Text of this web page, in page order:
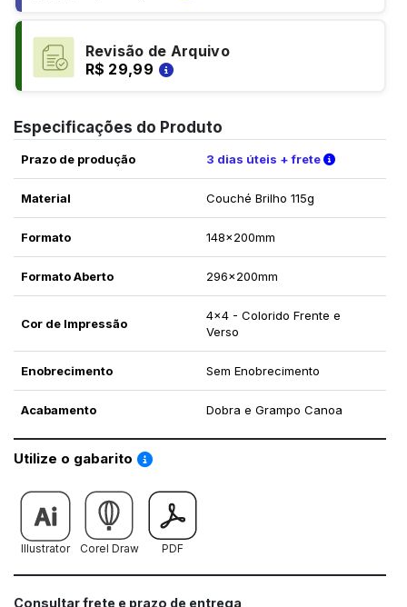
Revisão de Arquivo
R$ 29,99
Especificações do Produto
Prazo de produção 3 dias úteis + frete Verifique
Material Couché Brilho 115g
Formato 148x200mm
Formato Aberto 296x200mm
Cor de Impressão
4x4 - Colorido Frente e
Verso
Enobrecimento Sem Enobrecimento
Acabamento Dobra e Grampo Canoa
Utilize o gabarito Saiba como utilizar os nossos gabaritos
Illustrator Corel Draw PDF
Consultar frete e prazo de entrega